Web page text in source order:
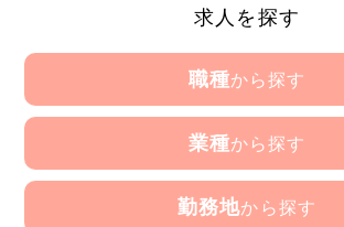
求人を探す
職種から探す
業種から探す
勤務地から探す